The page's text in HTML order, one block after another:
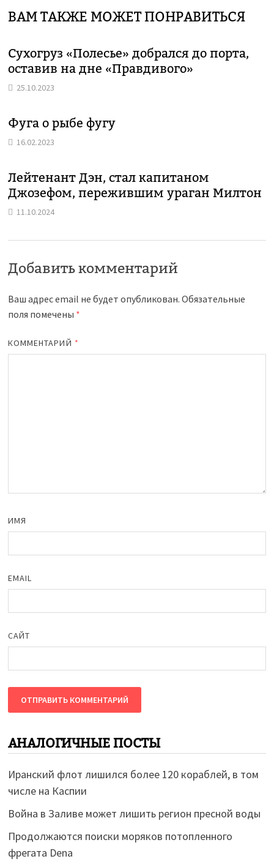
ВАМ ТАКЖЕ МОЖЕТ ПОНРАВИТЬСЯ
Сухогруз «Полесье» добрался до порта,
оставив на дне «Правдивого»
25.10.2023
Фуга о рыбе фугу
16.02.2023
Лейтенант Дэн, стал капитаном
Джозефом, пережившим ураган Милтон
11.10.2024
Добавить комментарий
Ваш адрес email не будет опубликован. Обязательные
поля помечены *
КОММЕНТАРИЙ *
ИМЯ
EMAIL
САЙТ
АНАЛОГИЧНЫЕ ПОСТЫ
Иранский флот лишился более 120 кораблей, в том
числе на Каспии
Война в Заливе может лишить регион пресной воды
Продолжаются поиски моряков потопленного
фрегата Dena